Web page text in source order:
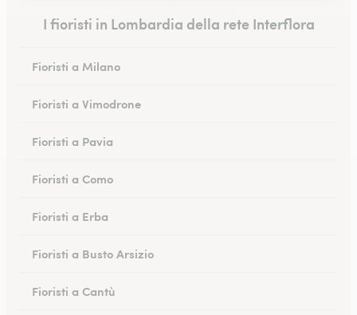
I fioristi in Lombardia della rete Interflora
Fioristi a Milano
Fioristi a Vimodrone
Fioristi a Pavia
Fioristi a Como
Fioristi a Erba
Fioristi a Busto Arsizio
Fioristi a Cantù